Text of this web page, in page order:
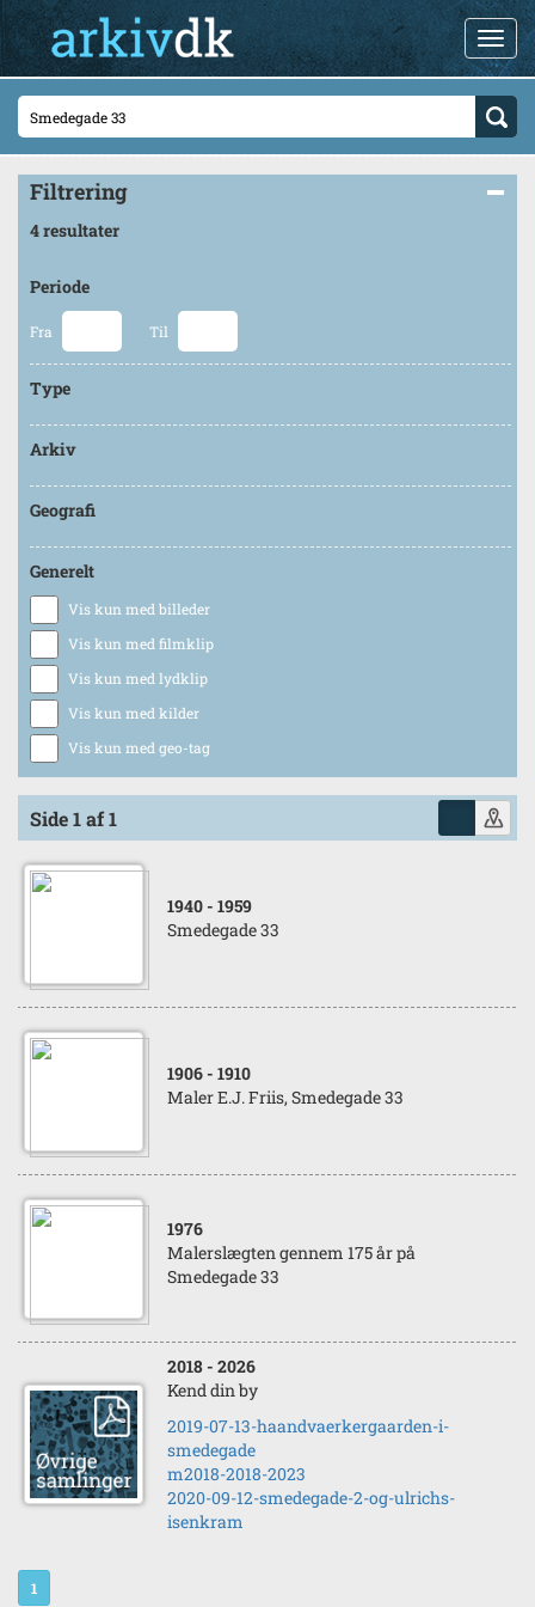
Filtrering
4 resultater
Periode
Fra Til
Type
Arkiv
Geografi
Generelt
Vis kun med billeder
Vis kun med filmklip
Vis kun med lydklip
Vis kun med kilder
Vis kun med geo-tag
Side 1 af 1
1940 - 1959
Smedegade 33
1906 - 1910
Maler E.J. Friis, Smedegade 33
1976
Malerslægten gennem 175 år på
Smedegade 33
2018 - 2026
Kend din by
2019-07-13-haandvaerkergaarden-i-
smedegade
m2018-2018-2023
2020-09-12-smedegade-2-og-ulrichs-
isenkram
1